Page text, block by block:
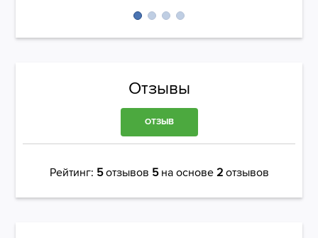
Отзывы
ОТЗЫВ
Рейтинг: 5отзывов 5на основе 2отзывов